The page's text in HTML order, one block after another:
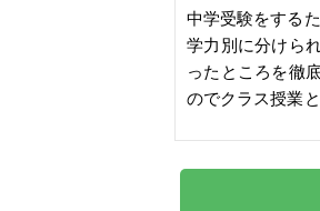
中学受験をする
学力別に分けら
ったところを徹
のでクラス授業